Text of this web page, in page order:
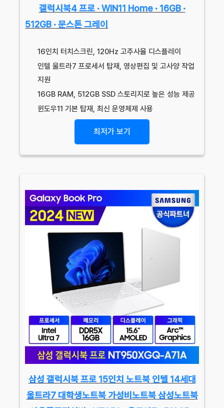
갤럭시북4 프로 · WIN11 Home · 16GB ·
512GB · 문스톤 그레이
16인치 터치스크린, 120Hz 고주사율 디스플레이
인텔 울트라7 프로세서 탑재, 영상편집 및 고사양 작업
지원
16GB RAM, 512GB SSD 스토리지로 높은 성능 제공
윈도우11 기본 탑재, 최신 운영체제 사용
최저가 보기
삼성 갤럭시북 프로 15인치 노트북 인텔 14세대
울트라7 대학생노트북 가성비노트북 삼성노트북